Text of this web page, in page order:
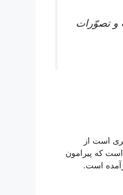
و تصوّرات
است از
که پیرامون
است.